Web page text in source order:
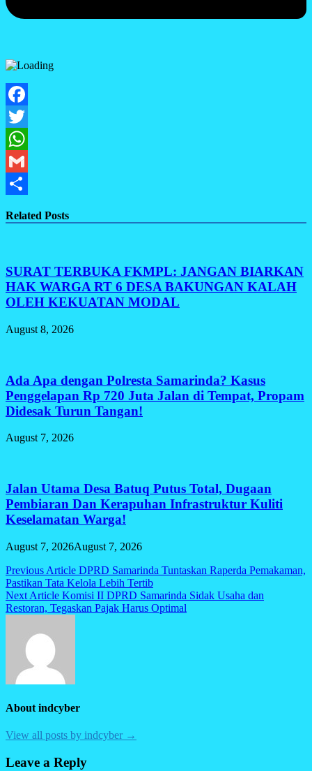
Facebook
Twitter
WhatsApp
Gmail
Related Posts
SURAT TERBUKA FKMPL: JANGAN BIARKAN
HAK WARGA RT 6 DESA BAKUNGAN KALAH
OLEH KEKUATAN MODAL
August 8, 2026
Ada Apa dengan Polresta Samarinda? Kasus
Penggelapan Rp 720 Juta Jalan di Tempat, Propam
Didesak Turun Tangan!
August 7, 2026
Jalan Utama Desa Batuq Putus Total, Dugaan
Pembiaran Dan Kerapuhan Infrastruktur Kuliti
Keselamatan Warga!
August 7, 2026August 7, 2026
Post
navigation
Previous Article DPRD Samarinda Tuntaskan Raperda Pemakaman,
Pastikan Tata Kelola Lebih Tertib
Next Article Komisi II DPRD Samarinda Sidak Usaha dan
Restoran, Tegaskan Pajak Harus Optimal
About indcyber
View all posts by indcyber →
Leave a Reply